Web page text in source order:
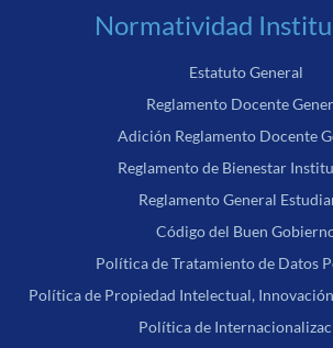
Normatividad
Estatuto General
Reglamento Docente
Adición Reglamento Docente
Reglamento de Bienestar
Reglamento General
Código del Buen
Política de Tratamiento de Datos
Política de Propiedad Intelectual,
Política de